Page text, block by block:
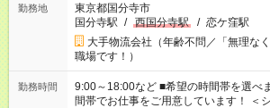
勤務地
東京都国分寺市
国分寺駅 / 西国分寺駅 / 恋ケ窪駅
大手物流会社（年齢不問／「無理な
職場です！）
勤務時間
9:00～18:00など ■希望の時間帯を選べます！ ▼他にも
間帯でお仕事をご用意しています！ ＜